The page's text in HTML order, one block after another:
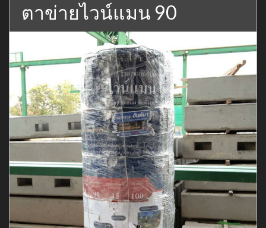
ตาข่ายไวน์แมน 90